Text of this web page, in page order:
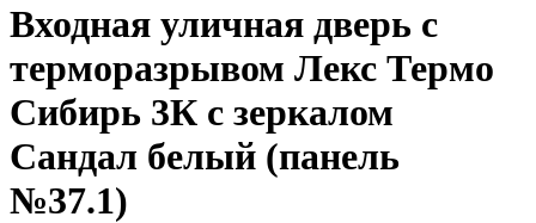
Входная уличная дверь с
терморазрывом Лекс Термо
Сибирь 3К с зеркалом
Сандал белый (панель
№37.1)